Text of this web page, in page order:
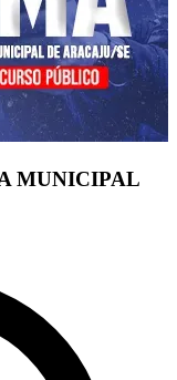
MUNICIPAL